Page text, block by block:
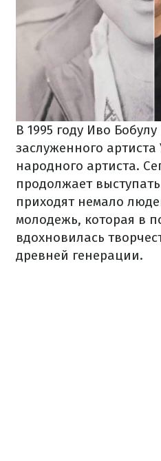
В 1995 году Иво
заслуженного
народного артиста.
продолжает
приходят немало
молодежь, которая в
вдохновилась
древней генерации.